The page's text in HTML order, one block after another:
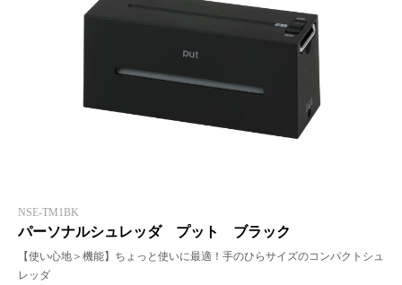
NSE-TM1BK
パーソナルシュレッダ プット ブラック
【使い心地＞機能】ちょっと使いに最適！手のひらサイズのコンパクトシュ
レッダ